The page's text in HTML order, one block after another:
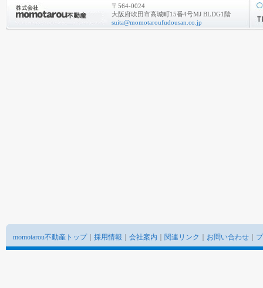
〒564-0024
大阪府吹田市高城町15番4号MJ BLDG1階
suita@momotaroufudousan.co.jp
momotarou不動産トップ｜ 採用情報 会社案内 関連リンク お問い合わせ